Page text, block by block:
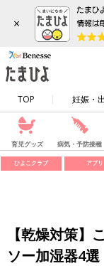
×
TOP 妊娠・
育児グッズ 病気・予防接種
ひよこクラブ アプリ
【乾燥対策】
ソー加湿器4選